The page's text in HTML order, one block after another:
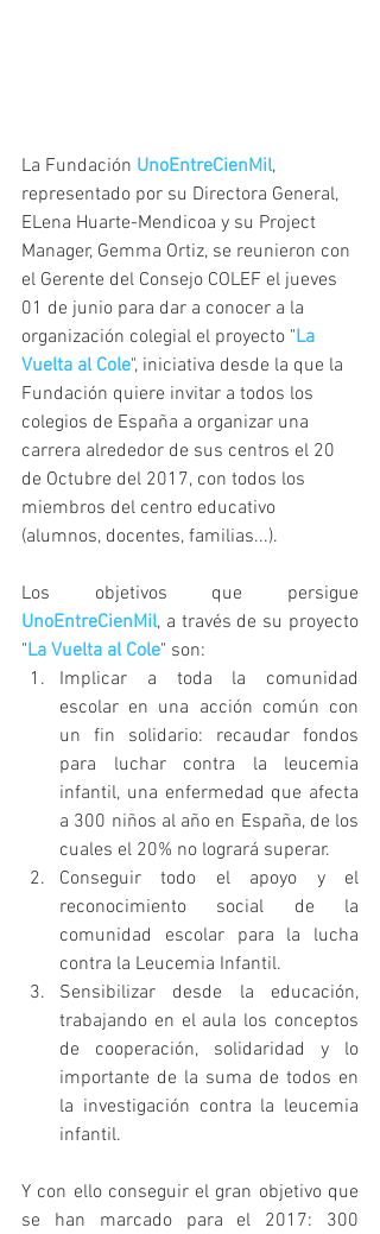
La Fundación UnoEntreCienMil,
representado por su Directora General,
ELena Huarte-Mendicoa y su Project
Manager, Gemma Ortiz, se reunieron con
el Gerente del Consejo COLEF el jueves
01 de junio para dar a conocer a la
organización colegial el proyecto "La
Vuelta al Cole", iniciativa desde la que la
Fundación quiere invitar a todos los
colegios de España a organizar una
carrera alrededor de sus centros el 20
de Octubre del 2017, con todos los
miembros del centro educativo
(alumnos, docentes, familias...).
UnoEntreCienMil, a través de su proyecto
"La Vuelta al Cole" son:
Implicar a toda la comunidad
escolar en una acción común con
un fin solidario: recaudar fondos
para luchar contra la leucemia
infantil, una enfermedad que afecta
a 300 niños al año en España, de los
cuales el 20% no logrará superar.
Conseguir todo el apoyo y el
reconocimiento social de la
comunidad escolar para la lucha
contra la Leucemia Infantil.
Sensibilizar desde la educación,
trabajando en el aula los conceptos
de cooperación, solidaridad y lo
importante de la suma de todos en
la investigación contra la leucemia
infantil.
Y con ello conseguir el gran objetivo que
se han marcado para el 2017: 300